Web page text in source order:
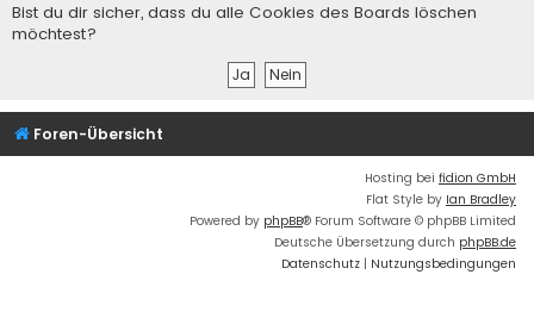
Bist du dir sicher, dass du alle Cookies des Boards löschen
möchtest?
Foren-Übersicht
Hosting bei fidion GmbH
Flat Style by Ian Bradley
Powered by phpBB® Forum Software © phpBB Limited
Deutsche Übersetzung durch phpBB.de
Datenschutz | Nutzungsbedingungen